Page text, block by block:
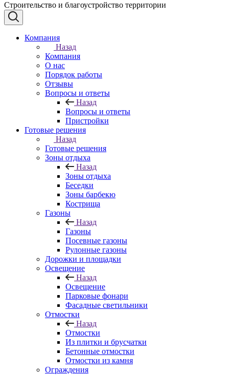
Строительство и благоустройство территории
Компания
Назад
Компания
О нас
Порядок работы
Отзывы
Вопросы и ответы
Назад
Вопросы и ответы
Пристройки
Готовые решения
Назад
Готовые решения
Зоны отдыха
Назад
Зоны отдыха
Беседки
Зоны барбекю
Кострища
Газоны
Назад
Газоны
Посевные газоны
Рулонные газоны
Дорожки и площадки
Освещение
Назад
Освещение
Парковые фонари
Фасадные светильники
Отмостки
Назад
Отмостки
Из плитки и брусчатки
Бетонные отмостки
Отмостки из камня
Ограждения